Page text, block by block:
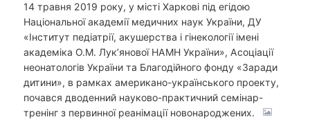
14 травня 2019 року, у місті Харкові під егідою
Національної академії медичних наук України, ДУ
«Інститут педіатрії, акушерства і гінекології імені
академіка О.М. Лук’янової НАМН України», Асоціації
неонатологів України та Благодійного фонду «Заради
дитини», в рамках американо-українського проекту,
почався дводенний науково-практичний семінар-
тренінг з первинної реанімації новонароджених.